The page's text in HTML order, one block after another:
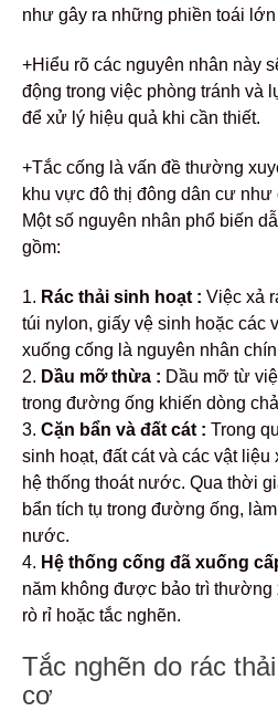
như gây ra những phiền toái
+Hiểu rõ các nguyên nhân này
động trong việc phòng tránh và
để xử lý hiệu quả khi cần thiết.
+Tắc cống là vấn đề thường
khu vực đô thị đông dân cư
Một số nguyên nhân phổ biến
gồm:
1. Rác thải sinh hoạt : Việc xả
túi nylon, giấy vệ sinh hoặc các
xuống cống là nguyên nhân
2. Dầu mỡ thừa : Dầu mỡ từ
trong đường ống khiến dòng
3. Cặn bẩn và đất cát : Trong
sinh hoạt, đất cát và các vật
hệ thống thoát nước. Qua thời
bẩn tích tụ trong đường ống,
nước.
4. Hệ thống cống đã xuống
năm không được bảo trì thường
rò rỉ hoặc tắc nghẽn.
Tắc nghẽn do rác
cơ